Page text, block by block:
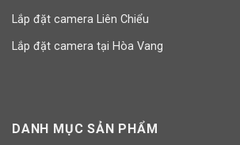
Lắp đặt camera Liên Chiểu
Lắp đặt camera tại Hòa Vang
DANH MỤC SẢN PHẨM